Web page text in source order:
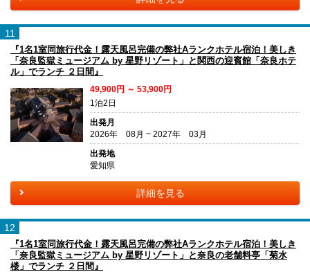
11
『1名1室同旅行代金！露天風呂完備の弊社Aランクホテル宿泊！美しき
「奈良監獄ミュージアム by 星野リゾート」と関西の迎賓館「奈良ホテ
ル」でランチ ２日間』
49,900円 ～ 53,900円
1泊2日
出発月
2026年 08月 ~ 2027年 03月
出発地
愛知県
詳細を見る
12
『1名1室同旅行代金！露天風呂完備の弊社Aランクホテル宿泊！美しき
「奈良監獄ミュージアム by 星野リゾート」と奈良の老舗料亭「菊水
楼」でランチ ２日間』